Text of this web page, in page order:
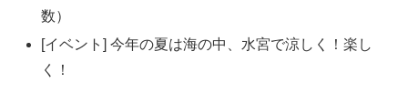
数）
[イベント] 今年の夏は海の中、水宮で涼しく！楽し
く！